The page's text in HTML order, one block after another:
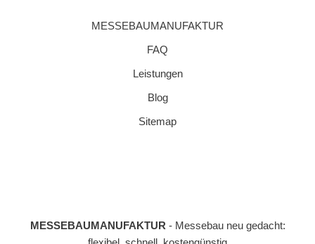
MESSEBAUMANUFAKTUR
FAQ
Leistungen
Blog
Sitemap
MESSEBAUMANUFAKTUR- Messebau neu gedacht: